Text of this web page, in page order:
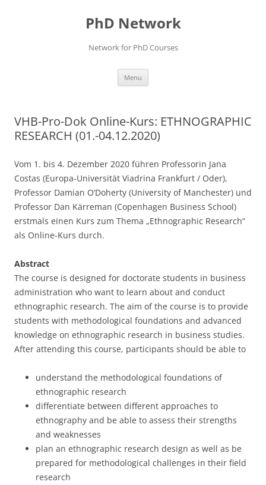
PhD Network
Network for PhD Courses
Menu
VHB-Pro-Dok Online-Kurs: ETHNOGRAPHIC
RESEARCH (01.-04.12.2020)
Vom 1. bis 4. Dezember 2020 führen Professorin Jana
Costas (Europa-Universität Viadrina Frankfurt / Oder),
Professor Damian O’Doherty (University of Manchester) und
Professor Dan Kärreman (Copenhagen Business School)
erstmals einen Kurs zum Thema „Ethnographic Research“
als Online-Kurs durch.
Abstract
The course is designed for doctorate students in business
administration who want to learn about and conduct
ethnographic research. The aim of the course is to provide
students with methodological foundations and advanced
knowledge on ethnographic research in business studies.
After attending this course, participants should be able to
understand the methodological foundations of
ethnographic research
differentiate between different approaches to
ethnography and be able to assess their strengths
and weaknesses
plan an ethnographic research design as well as be
prepared for methodological challenges in their field
research